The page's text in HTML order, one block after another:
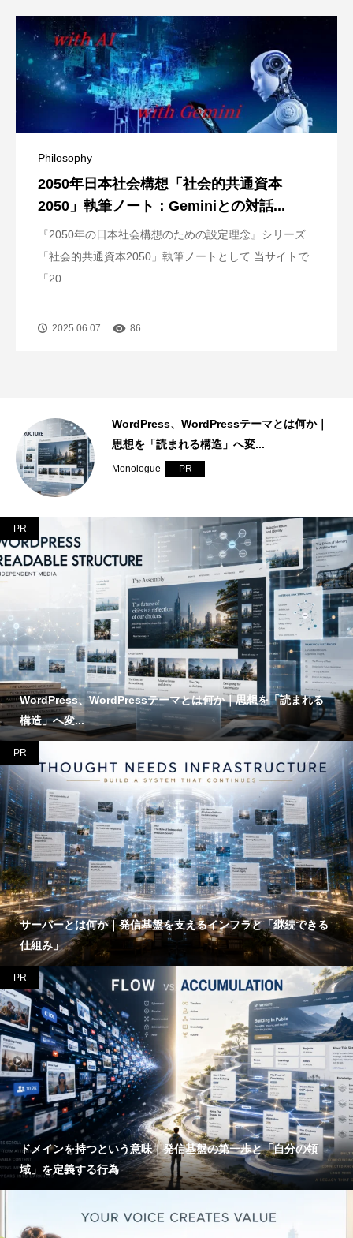
Philosophy
2050年日本社会構想「社会的共通資本
2050」執筆ノート：Geminiとの対話...
『2050年の日本社会構想のための設定理念』シリーズ
「社会的共通資本2050」執筆ノートとして 当サイトで
「20...
2025.06.07 86
サーバーとは何か｜発信基盤を支えるイン
ラと「継続できる仕組み」
Monologue
WordPress、WordPressテーマとは何か｜思想を「読まれる
構造」へ変...
PR
サーバーとは何か｜発信基盤を支えるインフラと「継続できる
仕組み」
PR
ドメインを持つという意味｜発信基盤の第一歩と「自分の領
域」を定義する行為
PR